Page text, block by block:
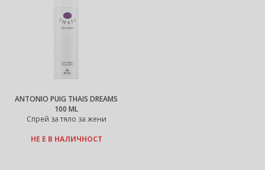
ANTONIO PUIG THAIS DREAMS
100 ML
Спрей за тяло за жени
НЕ Е В НАЛИЧНОСТ